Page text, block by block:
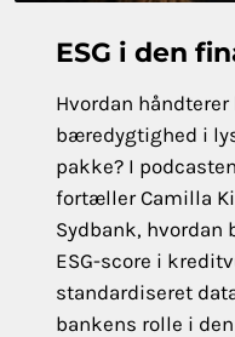
ESG i den
Hvordan
bæredygtighed i
pakke? I
fortæller Camilla
Sydbank, hvordan
ESG-score i
standardiseret
bankens rolle i